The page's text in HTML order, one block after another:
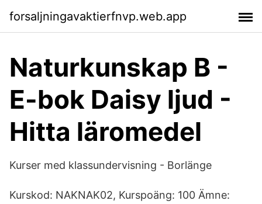
forsaljningavaktierfnvp.web.app
Naturkunskap B -
E-bok Daisy ljud -
Hitta läromedel
Kurser med klassundervisning - Borlänge
Kurskod: NAKNAK02, Kurspoäng: 100 Ämne: